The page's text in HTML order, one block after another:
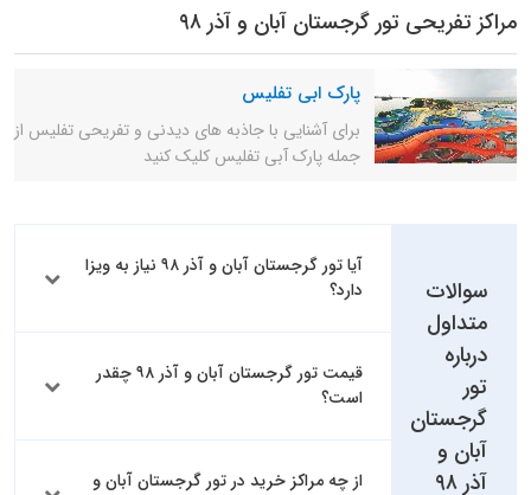
مراکز تفریحی تور گرجستان آبان و آذر ۹۸
پارک ابی تفلیس
برای آشنایی با جاذبه های دیدنی و تفریحی تفلیس از
جمله پارک آبی تفلیس کلیک کنید
سوالات
متداول
درباره
تور
گرجستان
آبان و
آذر ۹۸
آیا تور گرجستان آبان و آذر ۹۸ نیاز به ویزا
دارد؟
قیمت تور گرجستان آبان و آذر ۹۸ چقدر
است؟
از چه مراکز خرید در تور گرجستان آبان و